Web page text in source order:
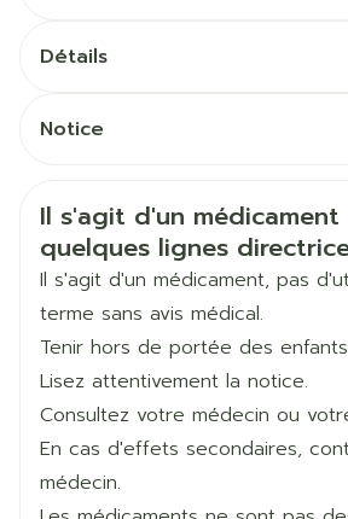
Détails
Marques Eurogenerics
Longueur 110 mm
Profondeur 70 mm
Notice
Informations sur la
Il s'agit d'un médicament
quelques lignes
Il s'agit d'un médicament, pas
terme sans avis médical.
Tenir hors de portée des
Lisez attentivement la notice.
Consultez votre médecin ou
En cas d'effets secondaires,
médecin.